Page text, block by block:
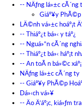
-- NÄƒng lá»±c cÃ´ng
Giáº¥y PhÃ©p
LÄ©nh vá»±c hoáº¡t
-- Thiáº¿t bá»‹ y táº¿
-- Nguá»“n cÃ´ng
-- Thiáº¿t bá»‹ háº¡t
-- An toÃ n bá»©c xáº¡
NÄƒng lá»±c cÃ´ng ty
-- Giáº¥y PhÃ©p
Dá»‹ch vá»¥
-- Äo Ä‘áº¡c, kiá»ƒm tra